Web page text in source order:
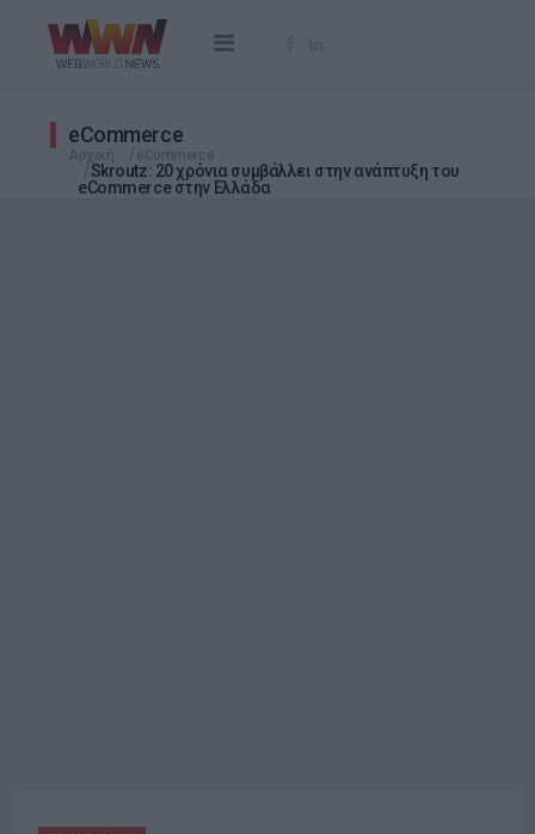
eCommerce
Skroutz: 20 χρόνια συμβάλλει στην ανάπτυξη του
eCommerce στην Ελλάδα